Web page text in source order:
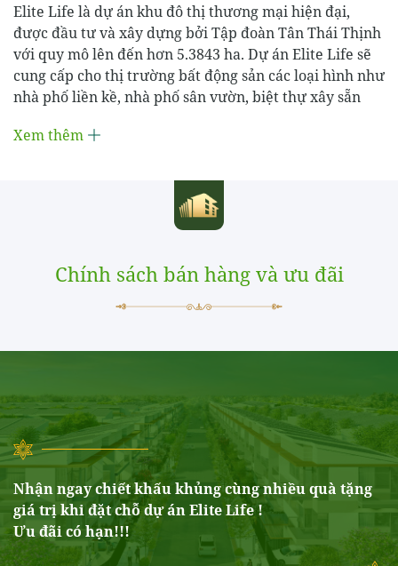
Elite Life là dự án khu đô thị thương mại hiện đại,
được đầu tư và xây dựng bởi Tập đoàn Tân Thái Thịnh
với quy mô lên đến hơn 5.3843 ha. Dự án Elite Life sẽ
cung cấp cho thị trường bất động sản các loại hình như
nhà phố liền kề, nhà phố sân vườn, biệt thự xây sẵn
Xem thêm
Chính sách bán hàng và ưu đãi
Nhận ngay chiết khấu khủng cùng nhiều quà tặng
giá trị khi đặt chỗ dự án Elite Life !
Ưu đãi có hạn!!!